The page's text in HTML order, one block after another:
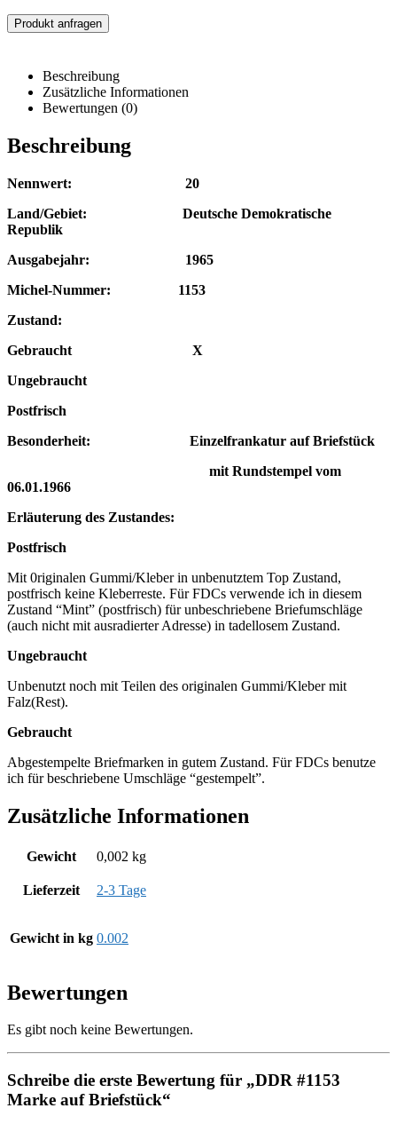
Produkt anfragen
Beschreibung
Zusätzliche Informationen
Bewertungen (0)
Beschreibung
Nennwert: 20
Land/Gebiet: Deutsche Demokratische
Republik
Ausgabejahr: 1965
Michel-Nummer: 1153
Zustand:
Gebraucht X
Ungebraucht
Postfrisch
Besonderheit: Einzelfrankatur auf Briefstück
mit Rundstempel vom
06.01.1966
Erläuterung des Zustandes:
Postfrisch
Mit 0riginalen Gummi/Kleber in unbenutztem Top Zustand,
postfrisch keine Kleberreste. Für FDCs verwende ich in diesem
Zustand “Mint” (postfrisch) für unbeschriebene Briefumschläge
(auch nicht mit ausradierter Adresse) in tadellosem Zustand.
Ungebraucht
Unbenutzt noch mit Teilen des originalen Gummi/Kleber mit
Falz(Rest).
Gebraucht
Abgestempelte Briefmarken in gutem Zustand. Für FDCs benutze
ich für beschriebene Umschläge “gestempelt”.
Zusätzliche Informationen
Gewicht 0,002 kg
Lieferzeit 2-3 Tage
Gewicht in kg 0.002
Bewertungen
Es gibt noch keine Bewertungen.
Schreibe die erste Bewertung für „DDR #1153
Marke auf Briefstück“